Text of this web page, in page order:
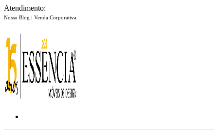
Atendimento:
Nosso Blog | Venda Corporativa